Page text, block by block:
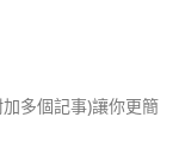
多個記事)讓你更簡